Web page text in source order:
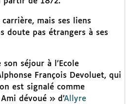
mais ses liens
doute pas étrangers à ses
séjour à l’Ecole
François Devoluet, qui
est signalé comme
dévoué » d’Allyre